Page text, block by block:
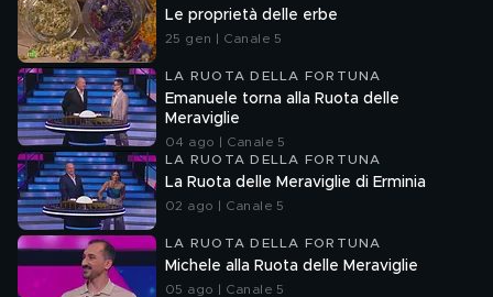
Le proprietà delle erbe
25 gen | Canale 5
LA RUOTA DELLA FORTUNA
Emanuele torna alla Ruota delle
Meraviglie
04 ago | Canale 5
LA RUOTA DELLA FORTUNA
La Ruota delle Meraviglie di Erminia
02 ago | Canale 5
LA RUOTA DELLA FORTUNA
Michele alla Ruota delle Meraviglie
05 ago | Canale 5